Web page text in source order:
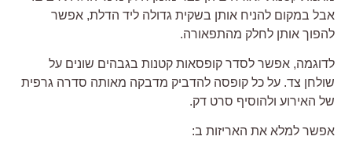
אבל במקום להניח אותן בשקית גדולה ליד הדלת, אפשר
להפוך אותן לחלק מהתפאורה.
לדוגמה, אפשר לסדר קופסאות קטנות בגבהים שונים על
שולחן צד. על כל קופסה להדביק מדבקה מאותה סדרה גרפית
של האירוע ולהוסיף סרט דק.
אפשר למלא את האריזות ב: